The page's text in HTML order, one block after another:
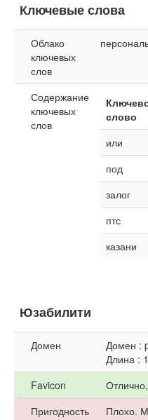
Ключевые слова
Облако
ключевых
слов
Содержание
ключевых
слов
слово
или
под
залог
птс
казани
Юзабилити
Домен
Домен :
Длина :
Favicon
Пригодность
Плохо.